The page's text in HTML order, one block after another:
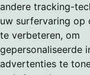
andere tracking-
uw surfervaring op
te verbeteren, om
gepersonaliseerde
advertenties te